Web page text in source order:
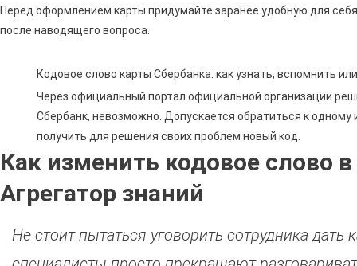
Перед оформлением карты придумайте заранее удобную для
после наводящего вопроса.
Кодовое слово карты Сбербанка: как узнать, вспомнить
Через официальный портал официальной организации
Сбербанк, невозможно. Допускается обратиться к
получить для решения своих проблем новый код.
Как изменить кодовое слово
Агрегатор знаний
Не стоит пытаться уговорить сотрудника дать